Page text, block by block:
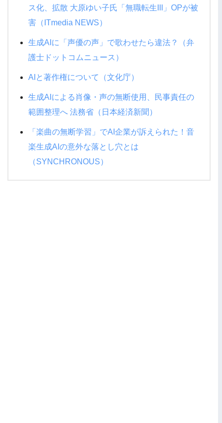
ス化、拡散 大原ゆい子氏「無職転生III」OPが被
害（ITmedia NEWS）
生成AIに「声優の声」で歌わせたら違法？（弁
護士ドットコムニュース）
AIと著作権について（文化庁）
生成AIによる肖像・声の無断使用、民事責任の
範囲整理へ 法務省（日本経済新聞）
「楽曲の無断学習」でAI企業が訴えられた！音
楽生成AIの意外な落とし穴とは
（SYNCHRONOUS）